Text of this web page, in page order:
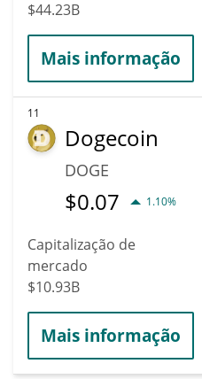
$44.23B
Mais informação
11
Dogecoin
DOGE
$0.07 1.10%
Capitalização de
mercado
$10.93B
Mais informação